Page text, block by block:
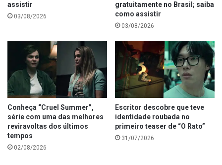
assistir
03/08/2026
gratuitamente no Brasil; saiba
como assistir
03/08/2026
Conheça “Cruel Summer”,
série com uma das melhores
reviravoltas dos últimos
tempos
02/08/2026
Escritor descobre que teve
identidade roubada no
primeiro teaser de “O Rato”
31/07/2026